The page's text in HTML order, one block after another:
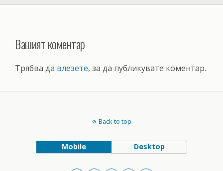
Вашият коментар
Трябва да влезете, за да публикувате коментар.
Back to top
Mobile Desktop